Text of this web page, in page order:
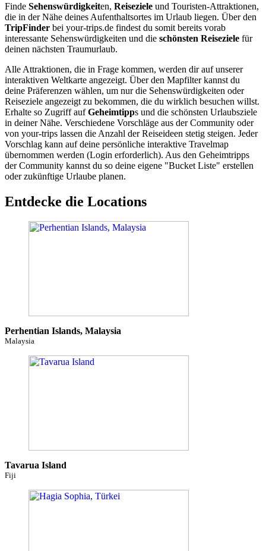
Finde Sehenswürdigkeiten, Reiseziele und Touristen-Attraktionen,
die in der Nähe deines Aufenthaltsortes im Urlaub liegen. Über den
TripFinder bei your-trips.de findest du somit bereits vorab
interessante Sehenswürdigkeiten und die schönsten Reiseziele für
deinen nächsten Traumurlaub.
Alle Attraktionen, die in Frage kommen, werden dir auf unserer
interaktiven Weltkarte angezeigt. Über den Mapfilter kannst du
deine Präferenzen wählen, um nur die Sehenswürdigkeiten oder
Reiseziele angezeigt zu bekommen, die du wirklich besuchen willst.
Erhalte so Zugriff aufGeheimtipps und die schönsten Urlaubsziele
in deiner Nähe. Verschiedene Vorschläge aus der Community oder
von your-trips lassen die Anzahl der Reiseideen stetig steigen. Jeder
Vorschlag kann auf deine persönliche interaktive Travelmap
übernommen werden (Login erforderlich). Aus den Geheimtripps
der Community kannst du so deine eigene "Bucket Liste" erstellen
oder zukünftige Urlaube planen.
Entdecke die Locations
Perhentian Islands, Malaysia
Malaysia
Tavarua Island
Fiji